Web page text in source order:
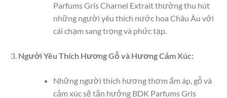
Parfums Gris Charnel Extrait thường thu hút
những người yêu thích nước hoa Châu Âu với
cái chạm sang trọng và phức tạp.
Người Yêu Thích Hương Gỗ và Hương Cảm Xúc:
Những người thích hương thơm ấm áp, gỗ và
cảm xúc sẽ tận hưởng BDK Parfums Gris